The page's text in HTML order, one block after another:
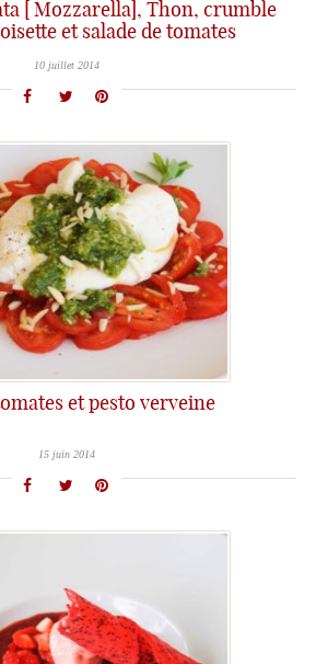
[ Mozzarella], Thon, crumble
et salade de tomates
10 juillet 2014
et pesto verveine
15 juin 2014